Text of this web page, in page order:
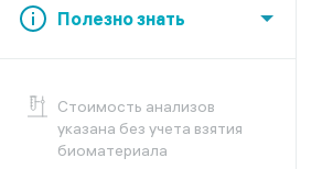
Полезно знать
Cтоимость анализов
указана без учета взятия
биоматериала